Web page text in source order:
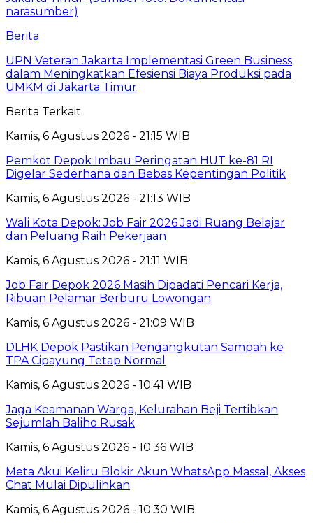
Berita
UPN Veteran Jakarta Implementasi Green Business
dalam Meningkatkan Efesiensi Biaya Produksi pada
UMKM di Jakarta Timur
Berita Terkait
Kamis, 6 Agustus 2026 - 21:15 WIB
Pemkot Depok Imbau Peringatan HUT ke-81 RI
Digelar Sederhana dan Bebas Kepentingan Politik
Kamis, 6 Agustus 2026 - 21:13 WIB
Wali Kota Depok: Job Fair 2026 Jadi Ruang Belajar
dan Peluang Raih Pekerjaan
Kamis, 6 Agustus 2026 - 21:11 WIB
Job Fair Depok 2026 Masih Dipadati Pencari Kerja,
Ribuan Pelamar Berburu Lowongan
Kamis, 6 Agustus 2026 - 21:09 WIB
DLHK Depok Pastikan Pengangkutan Sampah ke
TPA Cipayung Tetap Normal
Kamis, 6 Agustus 2026 - 10:41 WIB
Jaga Keamanan Warga, Kelurahan Beji Tertibkan
Sejumlah Baliho Rusak
Kamis, 6 Agustus 2026 - 10:36 WIB
Meta Akui Keliru Blokir Akun WhatsApp Massal, Akses
Chat Mulai Dipulihkan
Kamis, 6 Agustus 2026 - 10:30 WIB